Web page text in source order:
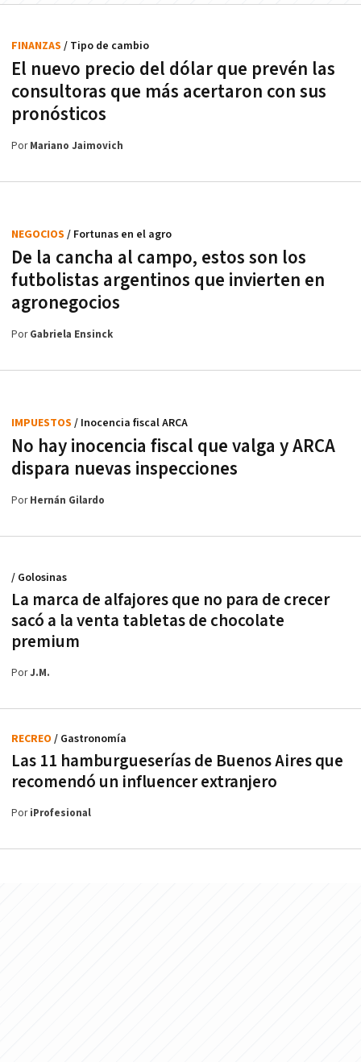
El nuevo precio del dólar que prevén las
consultoras que más acertaron con sus
pronósticos
FINANZAS / Tipo de cambio
PorMariano Jaimovich
De la cancha al campo, estos son los
futbolistas argentinos que invierten en
agronegocios
NEGOCIOS / Fortunas en el agro
PorGabriela Ensinck
No hay inocencia fiscal que valga y ARCA
dispara nuevas inspecciones
IMPUESTOS / Inocencia fiscal ARCA
PorHernán Gilardo
La marca de alfajores que no para de crecer
sacó a la venta tabletas de chocolate
premium
/ Golosinas
PorJ.M.
Las 11 hamburgueserías de Buenos Aires que
recomendó un influencer extranjero
RECREO / Gastronomía
PoriProfesional